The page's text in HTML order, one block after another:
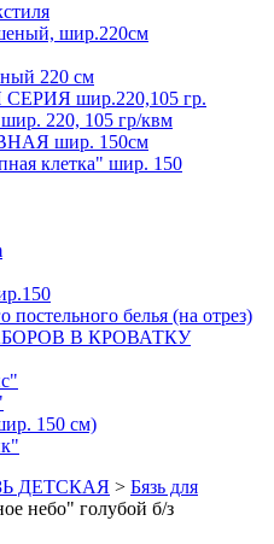
шир.220см
220 см
шир.220,105 гр.
220, 105 гр/квм
шир. 150см
клетка" шир. 150
постельного белья (на отрез)
В КРОВАТКУ
150 см)
ДЕТСКАЯ > Бязь для
небо" голубой б/з